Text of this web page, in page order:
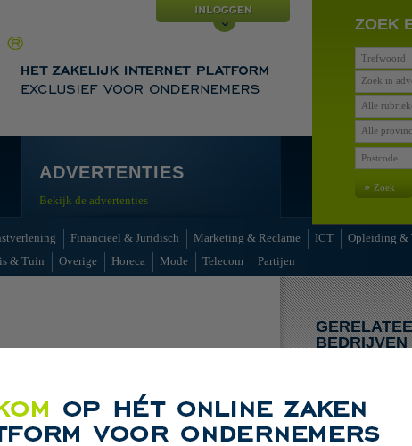
ZOEK
Zoek in
Alle
Alle
» Zoek
ADVERTENTIES
Bekijk de advertenties
Financieel & Juridisch Marketing & Reclame ICT Opleiding &
& Tuin Overige Horeca Mode Telecom Partijen
deze rubriek.
BEDRIJVEN